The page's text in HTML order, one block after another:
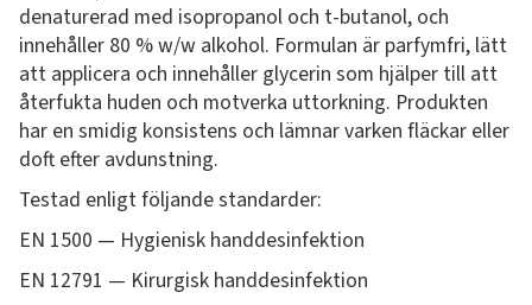
denaturerad med isopropanol och t-butanol, och
innehåller 80 % w/w alkohol. Formulan är parfymfri, lätt
att applicera och innehåller glycerin som hjälper till att
återfukta huden och motverka uttorkning. Produkten
har en smidig konsistens och lämnar varken fläckar eller
doft efter avdunstning.
Testad enligt följande standarder:
EN 1500 — Hygienisk handdesinfektion
EN 12791 — Kirurgisk handdesinfektion